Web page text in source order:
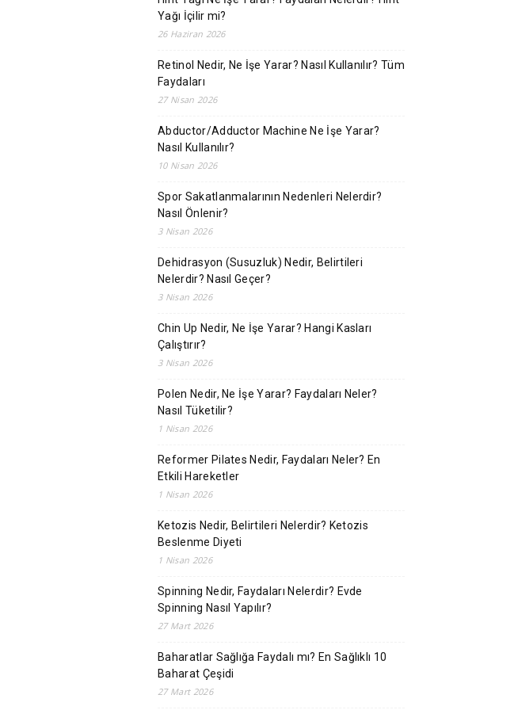
Yağı İçilir mi?
26 Haziran 2026
Retinol Nedir, Ne İşe Yarar? Nasıl Kullanılır? Tüm
Faydaları
27 Nisan 2026
Abductor/Adductor Machine Ne İşe Yarar?
Nasıl Kullanılır?
10 Nisan 2026
Spor Sakatlanmalarının Nedenleri Nelerdir?
Nasıl Önlenir?
3 Nisan 2026
Dehidrasyon (Susuzluk) Nedir, Belirtileri
Nelerdir? Nasıl Geçer?
3 Nisan 2026
Chin Up Nedir, Ne İşe Yarar? Hangi Kasları
Çalıştırır?
3 Nisan 2026
Polen Nedir, Ne İşe Yarar? Faydaları Neler?
Nasıl Tüketilir?
1 Nisan 2026
Reformer Pilates Nedir, Faydaları Neler? En
Etkili Hareketler
1 Nisan 2026
Ketozis Nedir, Belirtileri Nelerdir? Ketozis
Beslenme Diyeti
1 Nisan 2026
Spinning Nedir, Faydaları Nelerdir? Evde
Spinning Nasıl Yapılır?
27 Mart 2026
Baharatlar Sağlığa Faydalı mı? En Sağlıklı 10
Baharat Çeşidi
27 Mart 2026